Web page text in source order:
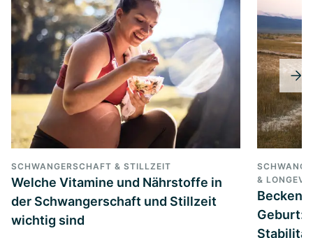
SCHWANGERSCHAFT & STILLZEIT
Welche Vitamine und Nährstoffe in
der Schwangerschaft und Stillzeit
wichtig sind
&
Geburt: